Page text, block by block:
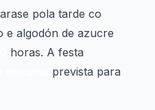
pola tarde co
e algodón de azucre
horas. A festa
prevista para